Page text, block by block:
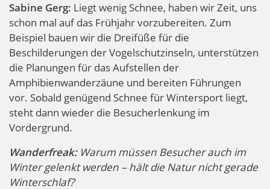
Sabine Gerg: Liegt wenig Schnee, haben wir Zeit, uns
schon mal auf das Frühjahr vorzubereiten. Zum
Beispiel bauen wir die Dreifüße für die
Beschilderungen der Vogelschutzinseln, unterstützen
die Planungen für das Aufstellen der
Amphibienwanderzäune und bereiten Führungen
vor. Sobald genügend Schnee für Wintersport liegt,
steht dann wieder die Besucherlenkung im
Vordergrund.
Wanderfreak:Warum müssen Besucher auch im
Winter gelenkt werden – hält die Natur nicht gerade
Winterschlaf?